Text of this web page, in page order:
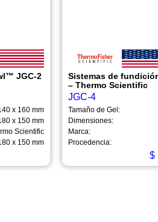
JGC-2
x 160 mm
x 150 mm
Scientific
x 150 mm
Sistemas de
– Thermo Scientific
JGC-4
Tamaño de Gel:
Dimensiones:
Marca:
Procedencia:
$